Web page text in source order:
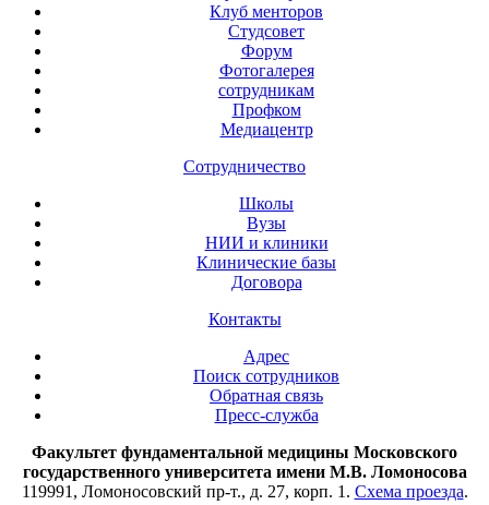
Клуб менторов
Студсовет
Форум
Фотогалерея
сотрудникам
Профком
Медиацентр
Сотрудничество
Школы
Вузы
НИИ и клиники
Клинические базы
Договора
Контакты
Адрес
Поиск сотрудников
Обратная связь
Пресс-служба
Факультет фундаментальной медицины Московского
государственного университета имени М.В. Ломоносова
119991, Ломоносовский пр-т., д. 27, корп. 1. Схема проезда.